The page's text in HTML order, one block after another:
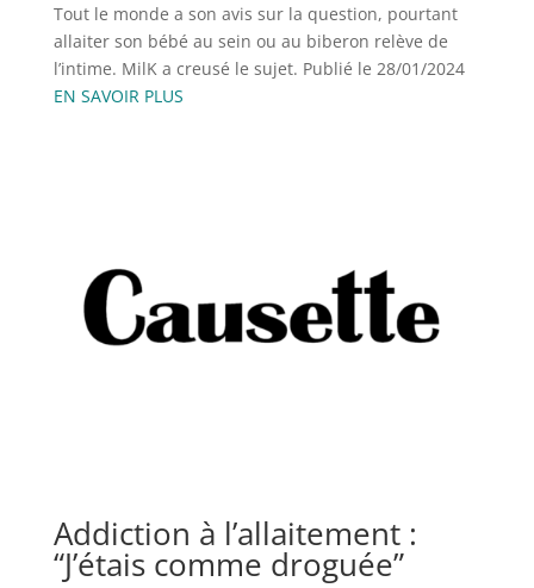
Tout le monde a son avis sur la question, pourtant
allaiter son bébé au sein ou au biberon relève de
l’intime. MilK a creusé le sujet. Publié le 28/01/2024
EN SAVOIR PLUS
Addiction à l’allaitement :
“J’étais comme droguée”